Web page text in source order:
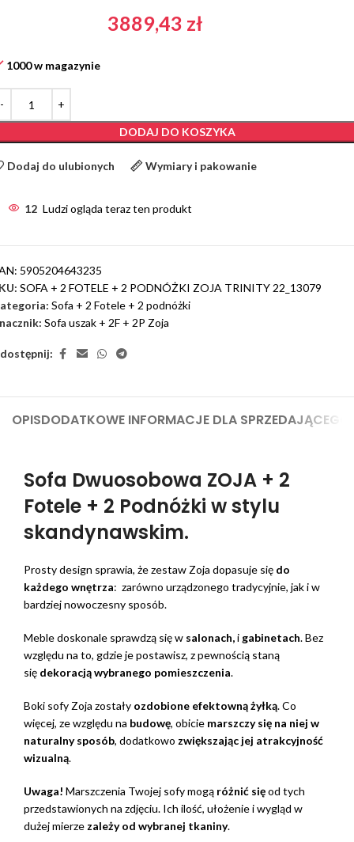
3889,43 zł
1000 w magazynie
DODAJ DO KOSZYKA
Dodaj do ulubionych Wymiary i pakowanie
12 Ludzi ogląda teraz ten produkt
5905204643235
SOFA + 2 FOTELE + 2 PODNÓŻKI ZOJA TRINITY 22_13079
Sofa + 2 Fotele + 2 podnóżki
Sofa uszak + 2F + 2P Zoja
OPISDODATKOWE INFORMACJE DLA SPRZEDAJĄCEGO
Sofa Dwuosobowa ZOJA + 2
Fotele + 2 Podnóżki w stylu
skandynawskim.
Prosty design sprawia, że zestaw Zoja dopasuje się do
każdego wnętrza: zarówno urządzonego tradycyjnie, jak i w
bardziej nowoczesny sposób.
Meble doskonale sprawdzą się w salonach,i gabinetach. Bez
względu na to, gdzie je postawisz, z pewnością staną
się dekoracją wybranego pomieszczenia.
Boki sofy Zoja zostały ozdobione efektowną żyłką. Co
więcej, ze względu na budowę, obicie marszczy się na niej w
naturalny sposób, dodatkowo zwiększając jej atrakcyjność
wizualną.
Uwaga! Marszczenia Twojej sofy mogą różnić sięod tych
przedstawionych na zdjęciu. Ich ilość, ułożenie i wygląd w
dużej mierze zależy od wybranej tkaniny.